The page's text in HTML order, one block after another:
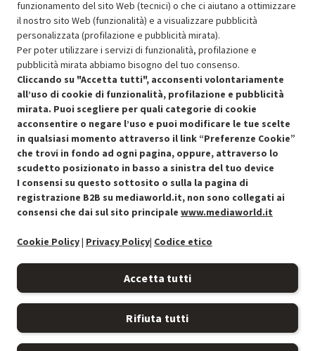
Resi e garanzie
Stato prodotti
Condizioni generali di vendita Recedere dal contratto qui
funzionamento del sito Web (tecnici) o che ci aiutano a ottimizzare
il nostro sito Web (funzionalità) e a visualizzare pubblicità
personalizzata (profilazione e pubblicità mirata).
Per poter utilizzare i servizi di funzionalità, profilazione e
pubblicità mirata abbiamo bisogno del tuo consenso.
Cliccando su "Accetta tutti", acconsenti volontariamente
all’uso di cookie di funzionalità, profilazione e pubblicità
mirata. Puoi scegliere per quali categorie di cookie
acconsentire o negare l’uso e puoi modificare le tue scelte
in qualsiasi momento attraverso il link “Preferenze Cookie”
che trovi in fondo ad ogni pagina, oppure, attraverso lo
scudetto posizionato in basso a sinistra del tuo device
I consensi su questo sottosito o sulla la pagina di
registrazione B2B su mediaworld.it, non sono collegati ai
consensi che dai sul sito principale www.mediaworld.it
Cookie Policy| Privacy Policy| Codice etico
Accetta tutti
Rifiuta tutti